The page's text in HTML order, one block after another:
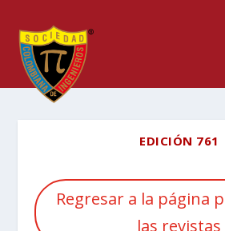
EDICIÓN 761
Regresar a la página
las revistas